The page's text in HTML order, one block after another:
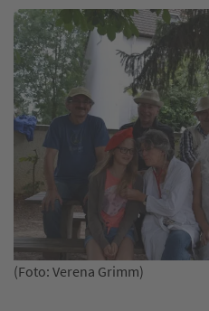
(Foto: Verena Grimm)